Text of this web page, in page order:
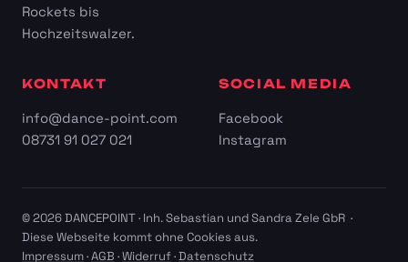
Rockets bis
Hochzeitswalzer.
KONTAKT
info@dance-point.com
08731 91 027 021
SOCIAL MEDIA
Facebook
Instagram
© 2026 DANCEPOINT · Inh. Sebastian und Sandra Zele GbR ·
Diese Webseite kommt ohne Cookies aus.
Impressum·AGB ·Widerruf·Datenschutz